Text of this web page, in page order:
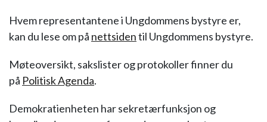
Hvem representantene i Ungdommens bystyre er,
kan du lese om på nettsidentil Ungdommens bystyre.
Møteoversikt, sakslister og protokoller finner du
på Politisk Agenda.
Demokratienheten har sekretærfunksjon og